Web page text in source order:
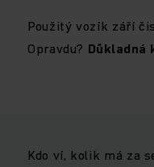
Použitý vozík září
Opravdu? Důkladná
Kdo ví, kolik má za